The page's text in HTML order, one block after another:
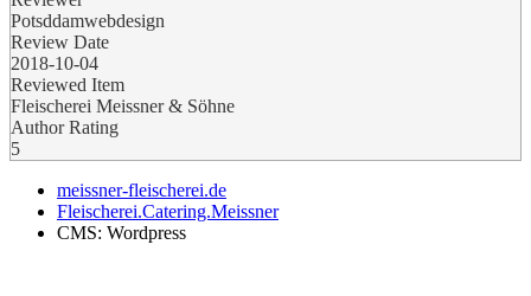
Potsddamwebdesign
Review Date
2018-10-04
Reviewed Item
Fleischerei Meissner & Söhne
Author Rating
5
meissner-fleischerei.de
Fleischerei.Catering.Meissner
CMS: Wordpress